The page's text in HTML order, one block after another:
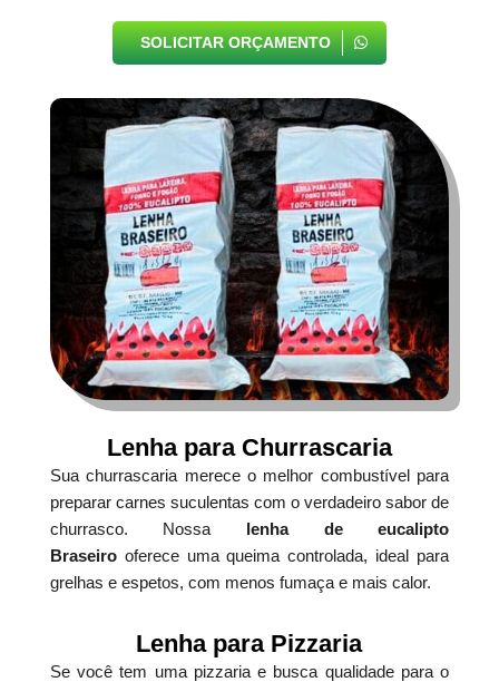
SOLICITAR ORÇAMENTO
Lenha para Churrascaria
Sua churrascaria merece o melhor combustível para
preparar carnes suculentas com o verdadeiro sabor de
churrasco. Nossa lenha de eucalipto
Braseirooferece uma queima controlada, ideal para
grelhas e espetos, com menos fumaça e mais calor.
Lenha para Pizzaria
Se você tem uma pizzaria e busca qualidade para o